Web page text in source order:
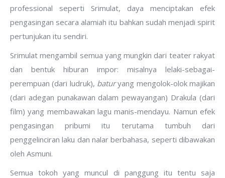
professional seperti Srimulat, daya menciptakan efek
pengasingan secara alamiah itu bahkan sudah menjadi spirit
pertunjukan itu sendiri.
Srimulat mengambil semua yang mungkin dari teater rakyat
dan bentuk hiburan impor: misalnya lelaki-sebagai-
perempuan (dari ludruk), baturyang mengolok-olok majikan
(dari adegan punakawan dalam pewayangan) Drakula (dari
film) yang membawakan lagu manis-mendayu. Namun efek
pengasingan pribumi itu terutama tumbuh dari
penggelinciran laku dan nalar berbahasa, seperti dibawakan
oleh Asmuni.
Semua tokoh yang muncul di panggung itu tentu saja